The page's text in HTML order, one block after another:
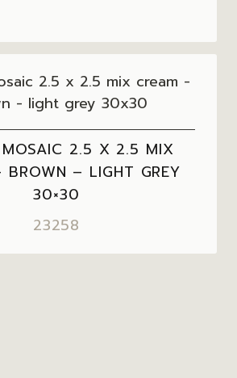
MOSAIC 2.5 X 2.5 MIX
BROWN – LIGHT GREY
30×30
23258